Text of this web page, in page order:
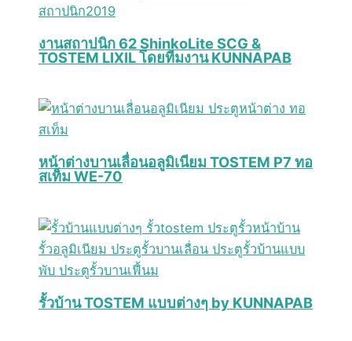
งานสถาปนิก 62 ShinkoLite SCG &
TOSTEM LIXIL โดยทีมงาน KUNNAPAB
หน้าต่างบานเลื่อนอลูมิเนียม TOSTEM P7 ทอ
สเท็ม WE-70
รั้วบ้าน TOSTEM แบบต่างๆ by KUNNAPAB